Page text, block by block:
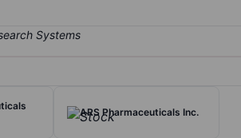
ARS Pharmaceuticals Inc.